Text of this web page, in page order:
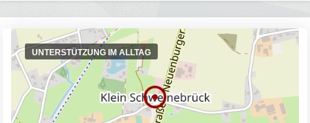
UNTERSTÜTZUNG IM ALLTAG